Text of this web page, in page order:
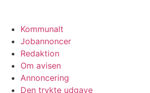
Kommunalt
Jobannoncer
Redaktion
Om avisen
Annoncering
Den trykte udgave